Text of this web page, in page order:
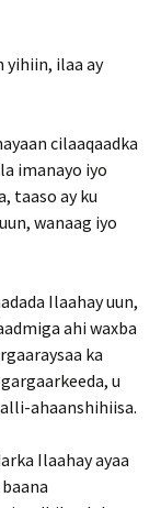
yihiin, ilaa ay
cilaaqaadka
imanayo iyo
taaso ay ku
wanaag iyo
Ilaahay uun,
ahi waxba
ka
u
ahaanshihiisa.
Ilaahay ayaa